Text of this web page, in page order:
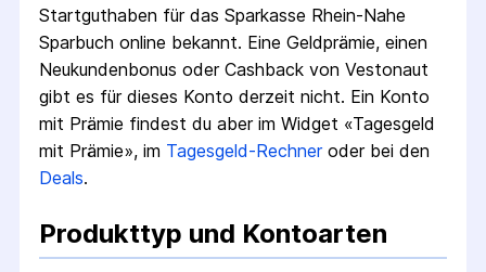
Startguthaben für das Sparkasse Rhein-Nahe
Sparbuch online bekannt. Eine Geldprämie, einen
Neukundenbonus oder Cashback von Vestonaut
gibt es für dieses Konto derzeit nicht. Ein Konto
mit Prämie findest du aber im Widget «Tagesgeld
mit Prämie», im Tagesgeld-Rechneroder bei den
Deals.
Produkttyp und Kontoarten